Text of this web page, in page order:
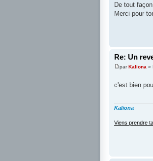
De tout
Merci pour
Re: Un
parKaliona »
c'est bien
Kaliona
Viens prendre